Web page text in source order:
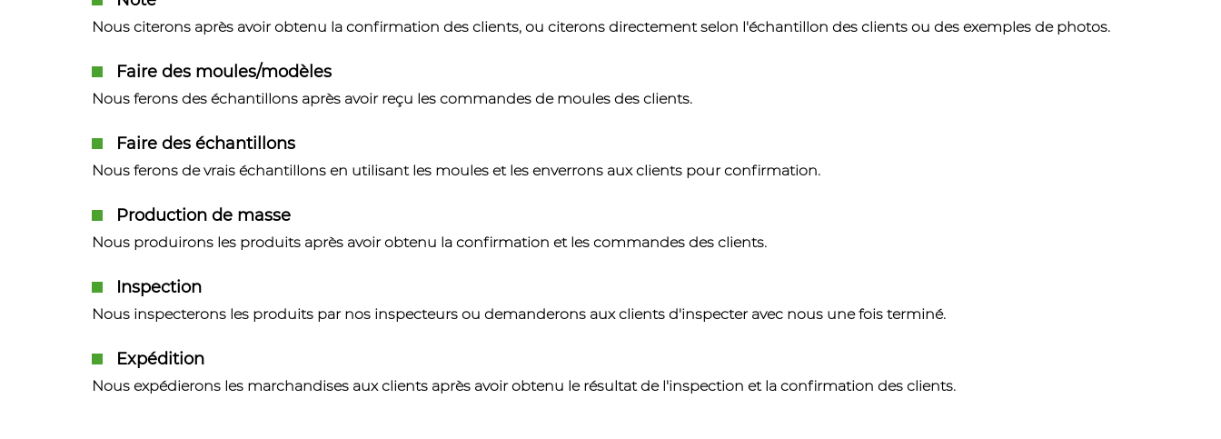
Nous citerons après avoir obtenu la confirmation des clients, ou citerons directement selon l'échantillon des clients ou des exemples de photos.
Faire des moules/modèles
Nous ferons des échantillons après avoir reçu les commandes de moules des clients.
Faire des échantillons
Nous ferons de vrais échantillons en utilisant les moules et les enverrons aux clients pour confirmation.
Production de masse
Nous produirons les produits après avoir obtenu la confirmation et les commandes des clients.
Inspection
Nous inspecterons les produits par nos inspecteurs ou demanderons aux clients d'inspecter avec nous une fois terminé.
Expédition
Nous expédierons les marchandises aux clients après avoir obtenu le résultat de l'inspection et la confirmation des clients.